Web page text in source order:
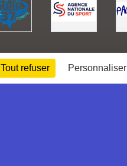
Tout refuser Personnaliser